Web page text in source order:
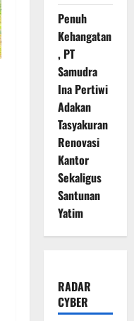
Penuh
Kehangatan
, PT
Samudra
Ina Pertiwi
Adakan
Tasyakuran
Renovasi
Kantor
Sekaligus
Santunan
Yatim
RADAR
CYBER